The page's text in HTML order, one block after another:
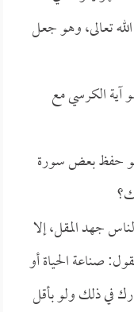
تعالى، وهو جعل
آية الكرسي مع
حفظ بعض سورة
جهد المقل، إلا
صناعة الحياة أو
في ذلك ولو بأقل